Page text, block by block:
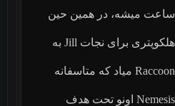
ساعت میشه، در همین حین
هلکوپتری برای نجات Jill به
Raccoon میاد که متاسفانه
Nemesis اونو تحت هدف